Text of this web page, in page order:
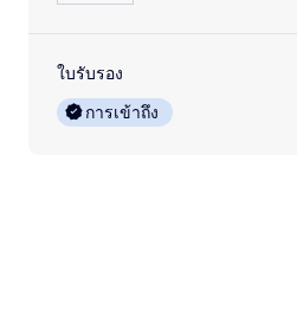
ใบรับรอง
การเข้าถึง